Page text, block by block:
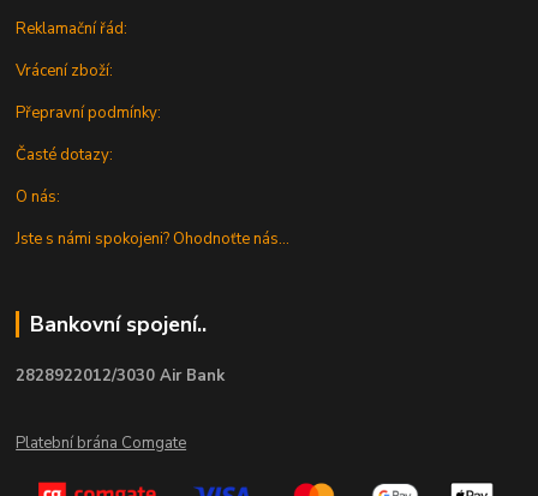
Reklamační řád:
Vrácení zboží:
Přepravní podmínky:
Časté dotazy:
O nás:
Jste s námi spokojeni? Ohodnoťte nás...
Bankovní spojení..
2828922012/3030 Air Bank
Platební brána Comgate